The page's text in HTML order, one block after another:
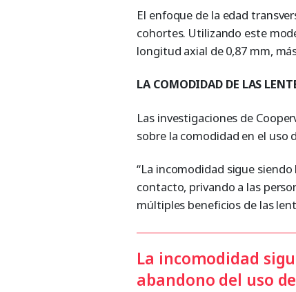
El enfoque de la edad
cohortes. Utilizando este
longitud axial de 0,87 mm,
LA COMODIDAD DE LAS
Las investigaciones de
sobre la comodidad en el uso
“La incomodidad sigue
contacto, privando a las
múltiples beneficios de las
La incomodidad
abandono del uso